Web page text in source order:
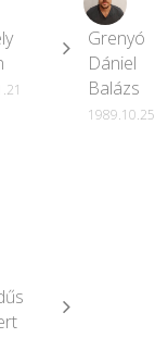
Grenyó
Dániel
Balázs
1989.10.25